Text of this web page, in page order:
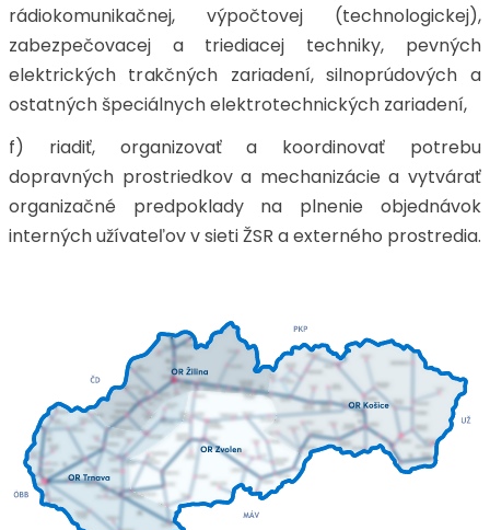
rádiokomunikačnej, výpočtovej (technologickej),
zabezpečovacej a triediacej techniky, pevných
elektrických trakčných zariadení, silnoprúdových a
ostatných špeciálnych elektrotechnických zariadení,
f) riadiť, organizovať a koordinovať potrebu
dopravných prostriedkov a mechanizácie a vytvárať
organizačné predpoklady na plnenie objednávok
interných užívateľov v sieti ŽSR a externého prostredia.